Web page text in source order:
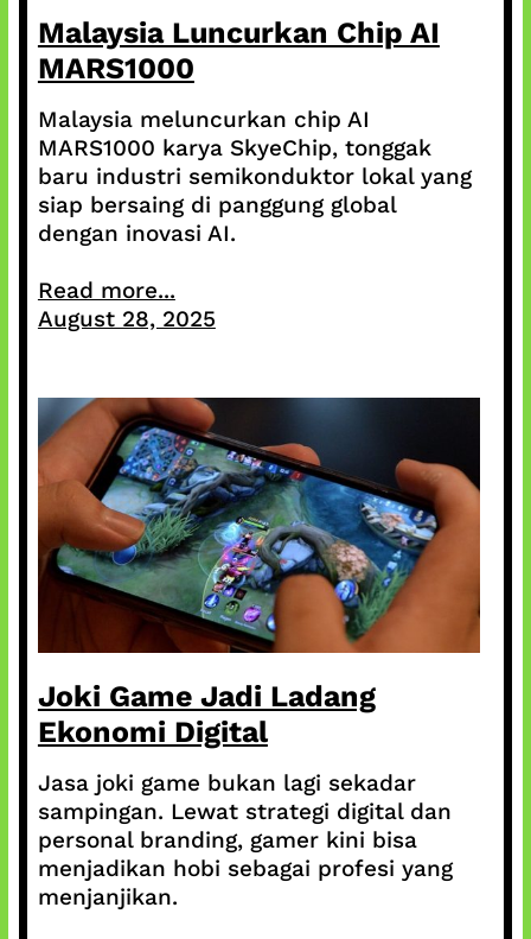
Malaysia Luncurkan Chip AI
MARS1000
Malaysia meluncurkan chip AI
MARS1000 karya SkyeChip, tonggak
baru industri semikonduktor lokal yang
siap bersaing di panggung global
dengan inovasi AI.
Read more...
August 28, 2025
Joki Game Jadi Ladang
Ekonomi Digital
Jasa joki game bukan lagi sekadar
sampingan. Lewat strategi digital dan
personal branding, gamer kini bisa
menjadikan hobi sebagai profesi yang
menjanjikan.